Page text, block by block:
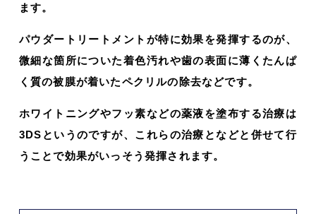
ます。
パウダートリートメントが特に効果を発揮するのが、
微細な箇所についた着色汚れや歯の表面に薄くたんぱ
く質の被膜が着いたペクリルの除去などです。
ホワイトニングやフッ素などの薬液を塗布する治療は
3DSというのですが、これらの治療となどと併せて行
うことで効果がいっそう発揮されます。